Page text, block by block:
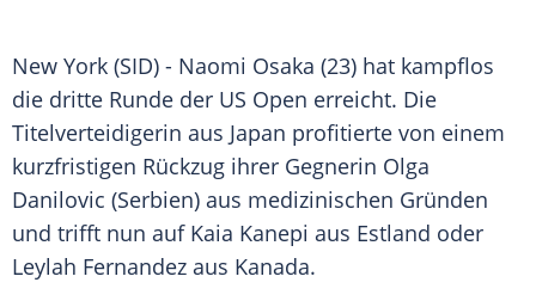
New York (SID) - Naomi Osaka (23) hat kampflos
die dritte Runde der US Open erreicht. Die
Titelverteidigerin aus Japan profitierte von einem
kurzfristigen Rückzug ihrer Gegnerin Olga
Danilovic (Serbien) aus medizinischen Gründen
und trifft nun auf Kaia Kanepi aus Estland oder
Leylah Fernandez aus Kanada.